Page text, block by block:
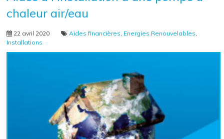
chaleur air/eau
22 avril 2020 Aides financières, Energies Renouvelables,
Installations